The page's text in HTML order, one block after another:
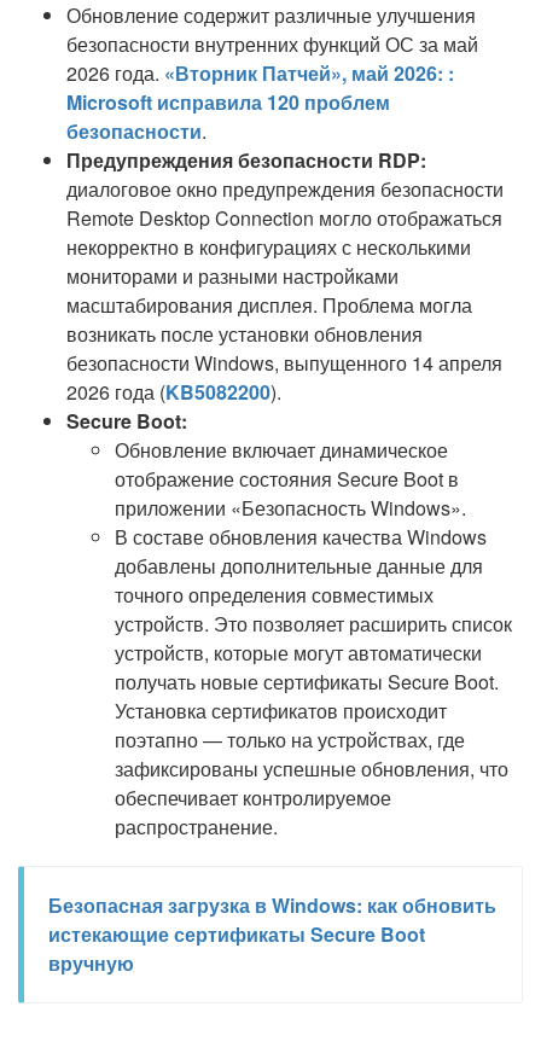
Обновление содержит различные улучшения
безопасности внутренних функций ОС за май
2026 года. «Вторник Патчей», май 2026: :
Microsoft исправила 120 проблем
безопасности.
Предупреждения безопасности RDP:
диалоговое окно предупреждения безопасности
Remote Desktop Connection могло отображаться
некорректно в конфигурациях с несколькими
мониторами и разными настройками
масштабирования дисплея. Проблема могла
возникать после установки обновления
безопасности Windows, выпущенного 14 апреля
2026 года (KB5082200).
Secure Boot:
Обновление включает динамическое
отображение состояния Secure Boot в
приложении «Безопасность Windows».
В составе обновления качества Windows
добавлены дополнительные данные для
точного определения совместимых
устройств. Это позволяет расширить список
устройств, которые могут автоматически
получать новые сертификаты Secure Boot.
Установка сертификатов происходит
поэтапно — только на устройствах, где
зафиксированы успешные обновления, что
обеспечивает контролируемое
распространение.
Безопасная загрузка в Windows: как обновить
истекающие сертификаты Secure Boot
вручную